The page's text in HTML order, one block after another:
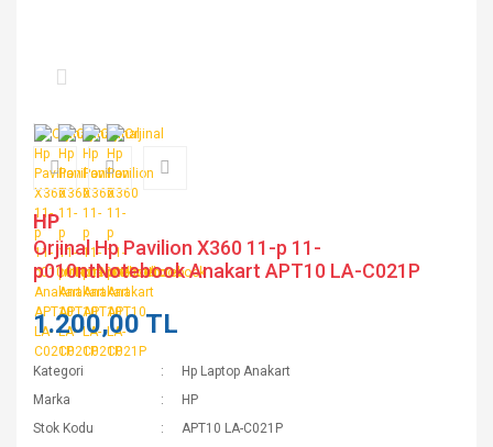
HP
Orjinal Hp Pavilion X360 11-p 11-
p010ntNotebook Anakart APT10 LA-C021P
1.200,00 TL
Kategori
Hp Laptop Anakart
Marka
HP
Stok Kodu
APT10 LA-C021P